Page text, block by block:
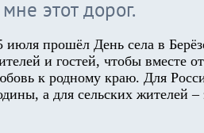
этот дорог.
июля прошёл День села в
и гостей, чтобы вместе
к родному краю. Для
а для сельских жителей